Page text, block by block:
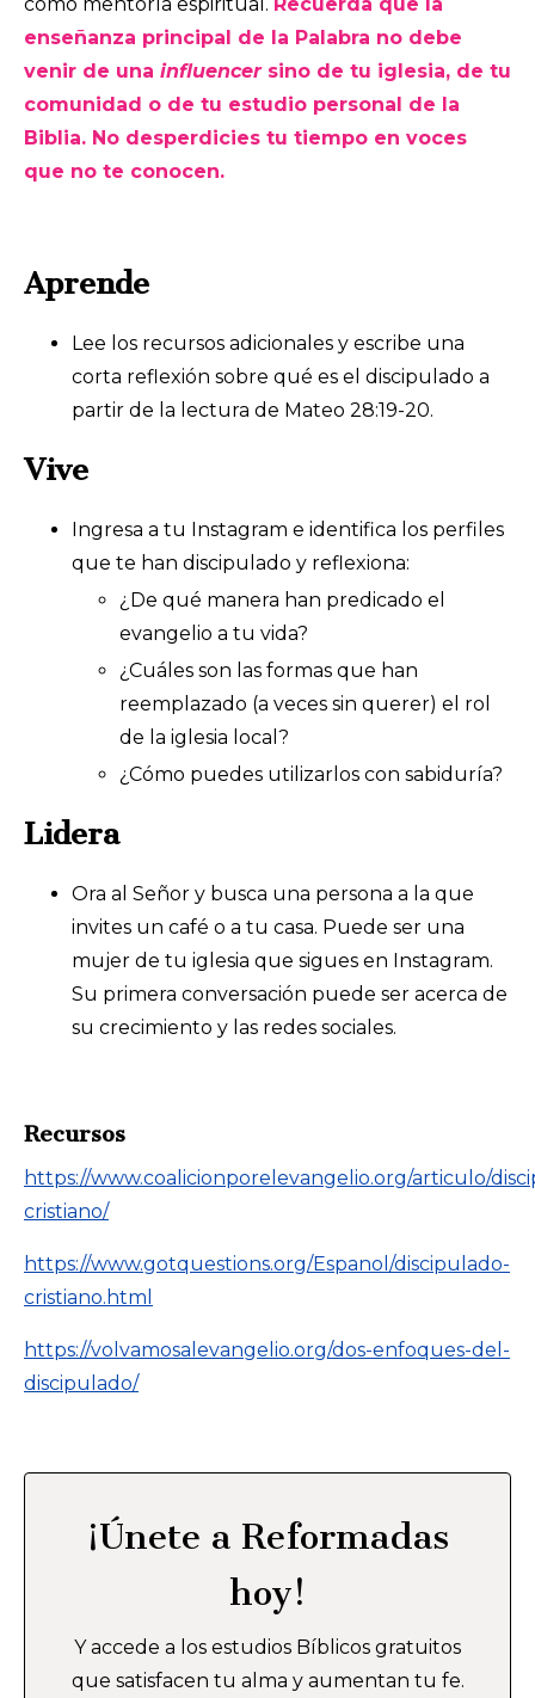
enseñanza principal de la Palabra no debe
venir de una influencersino de tu iglesia, de tu
comunidad o de tu estudio personal de la
Biblia. No desperdicies tu tiempo en voces
que no te conocen.
Aprende
Lee los recursos adicionales y escribe una
corta reflexión sobre qué es el discipulado a
partir de la lectura de Mateo 28:19-20.
Vive
Ingresa a tu Instagram e identifica los perfiles
que te han discipulado y reflexiona:
¿De qué manera han predicado el
evangelio a tu vida?
¿Cuáles son las formas que han
reemplazado (a veces sin querer) el rol
de la iglesia local?
¿Cómo puedes utilizarlos con sabiduría?
Lidera
Ora al Señor y busca una persona a la que
invites un café o a tu casa. Puede ser una
mujer de tu iglesia que sigues en Instagram.
Su primera conversación puede ser acerca de
su crecimiento y las redes sociales.
Recursos
https://www.coalicionporelevangelio.org/articulo/
cristiano/
https://www.gotquestions.org/Espanol/discipulado-
cristiano.html
https://volvamosalevangelio.org/dos-enfoques-del-
discipulado/
¡Únete a Reformadas
hoy!
Y accede a los estudios Bíblicos gratuitos
que satisfacen tu alma y aumentan tu fe.